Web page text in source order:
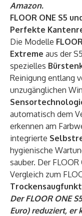
Amazon.
FLOOR ONE S5
Perfekte
Die Modelle
Extreme aus der
spezielles
Reinigung entlang
unzugänglichen
automatisch dem
erkennen am
integrierte
hygienische
sauber. Der
Vergleich zum
Der FLOOR ONE
Euro) reduziert, er